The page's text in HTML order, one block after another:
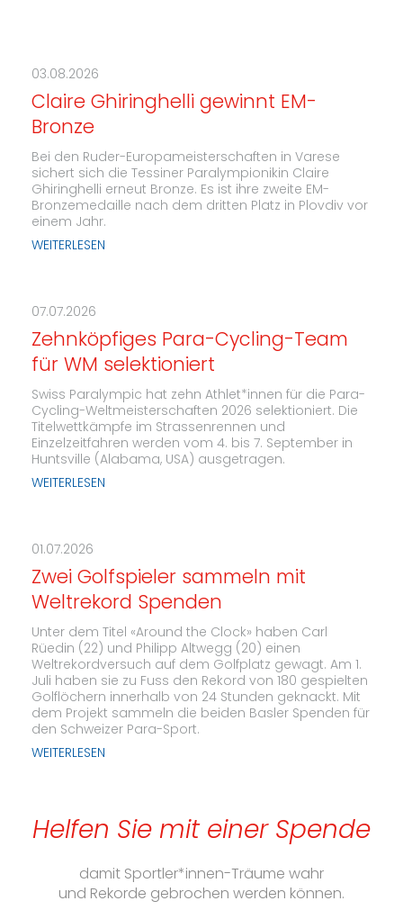
03.08.2026
Claire Ghiringhelli gewinnt EM-
Bronze
Bei den Ruder-Europameisterschaften in Varese
sichert sich die Tessiner Paralympionikin Claire
Ghiringhelli erneut Bronze. Es ist ihre zweite EM-
Bronzemedaille nach dem dritten Platz in Plovdiv vor
einem Jahr.
WEITERLESEN
07.07.2026
Zehnköpfiges Para-Cycling-Team
für WM selektioniert
Swiss Paralympic hat zehn Athlet*innen für die Para-
Cycling-Weltmeisterschaften 2026 selektioniert. Die
Titelwettkämpfe im Strassenrennen und
Einzelzeitfahren werden vom 4. bis 7. September in
Huntsville (Alabama, USA) ausgetragen.
WEITERLESEN
01.07.2026
Zwei Golfspieler sammeln mit
Weltrekord Spenden
Unter dem Titel «Around the Clock» haben Carl
Rüedin (22) und Philipp Altwegg (20) einen
Weltrekordversuch auf dem Golfplatz gewagt. Am 1.
Juli haben sie zu Fuss den Rekord von 180 gespielten
Golflöchern innerhalb von 24 Stunden geknackt. Mit
dem Projekt sammeln die beiden Basler Spenden für
den Schweizer Para-Sport.
WEITERLESEN
Helfen Sie mit einer Spende
damit Sportler*innen-Träume wahr
und Rekorde gebrochen werden können.